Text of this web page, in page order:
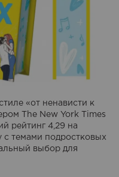
«от ненависти к
The New York Times
рейтинг 4,29 на
с темами подростковых
выбор для